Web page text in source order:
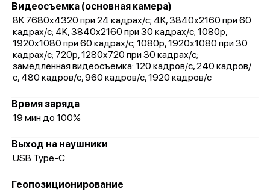
Видеосъемка (основная камера)
8K 7680x4320 при 24 кадрах/с; 4K, 3840x2160 при 60
кадрах/с; 4K, 3840x2160 при 30 кадрах/с; 1080p,
1920x1080 при 60 кадрах/с; 1080p, 1920x1080 при 30
кадрах/с; 720p, 1280x720 при 30 кадрах/с;
замедленная видеосъемка: 120 кадров/с, 240 кадров/
с, 480 кадров/с, 960 кадров/с, 1920 кадров/с
Время заряда
19 мин до 100%
Выход на наушники
USB Type-C
Геопозиционирование